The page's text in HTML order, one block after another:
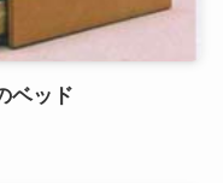
ベッド